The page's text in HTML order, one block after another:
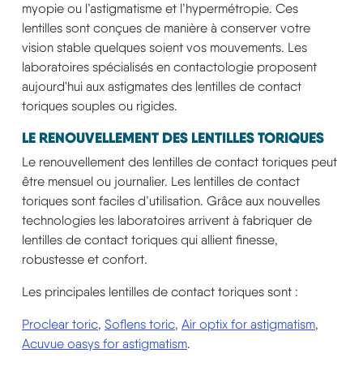
myopie ou l’astigmatisme et l’hypermétropie. Ces
lentilles sont conçues de manière à conserver votre
vision stable quelques soient vos mouvements. Les
laboratoires spécialisés en contactologie proposent
aujourd'hui aux astigmates des lentilles de contact
toriques souples ou rigides.
LE RENOUVELLEMENT DES LENTILLES TORIQUES
Le renouvellement des lentilles de contact toriques peut
être mensuel ou journalier. Les lentilles de contact
toriques sont faciles d’utilisation. Grâce aux nouvelles
technologies les laboratoires arrivent à fabriquer de
lentilles de contact toriques qui allient finesse,
robustesse et confort.
Les principales lentilles de contact toriques sont :
Proclear toric, Soflens toric, Air optix for astigmatism,
Acuvue oasys for astigmatism.